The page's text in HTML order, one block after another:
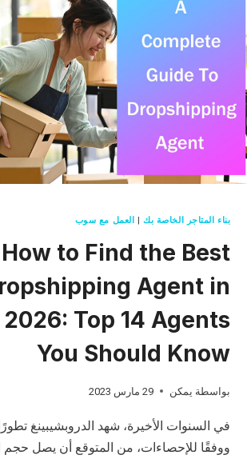
OUTSIDE
CHINA
IN
بناء المتاجر الخاصة بك| العمل مع سوب
How to Find the Best
Agent in
2026: Top 14 Agents
You Should Know
بواسطة يمكن 29 مارس 2023
في السنوات الأخيرة، شهد الدروبشيبينغ
ووفقًا للإحصاءات، من المتوقع أن يصل